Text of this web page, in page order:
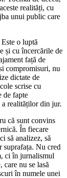
realități, cu
unui public care
o luptă
și cu încercările de
față de
compromisuri, nu
dictate de
scrise cu
de fapte
realităților din jur.
că sunt convins
În fiecare
să analizez, să
suprafața. Nu cred
ci în jurnalismul
nu se lasă
în numele unei